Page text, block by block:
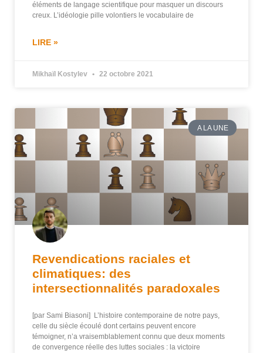
éléments de langage scientifique pour masquer un discours
creux. L’idéologie pille volontiers le vocabulaire de
LIRE »
Mikhaïl Kostylev 22 octobre 2021
A LA UNE
Revendications raciales et
climatiques: des
intersectionnalités paradoxales
[par Sami Biasoni] L’histoire contemporaine de notre pays,
celle du siècle écoulé dont certains peuvent encore
témoigner, n’a vraisemblablement connu que deux moments
de convergence réelle des luttes sociales : la victoire